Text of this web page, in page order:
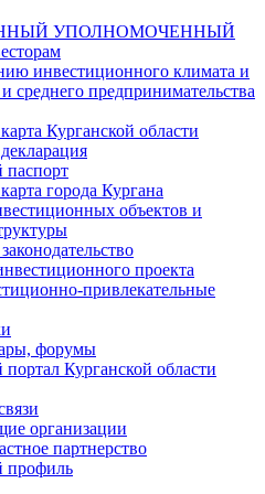
УПОЛНОМОЧЕННЫЙ
инвестиционного климата и
среднего предпринимательства
Курганской области
города Кургана
объектов и
проекта
привлекательные
форумы
Курганской области
организации
партнерство
профиль